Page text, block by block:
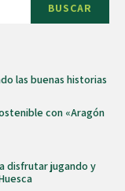
BUSCAR
las buenas historias
con «Aragón
disfrutar jugando y